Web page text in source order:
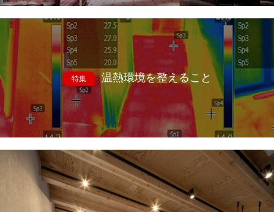
特集 温熱環境を整えること